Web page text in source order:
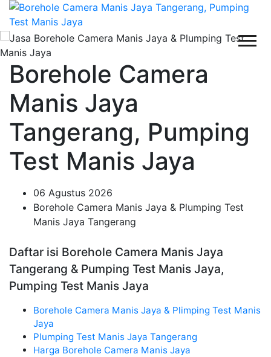
Borehole Camera
Manis Jaya
Tangerang, Pumping
Test Manis Jaya
06 Agustus 2026
Borehole Camera Manis Jaya & Plumping Test
Manis Jaya Tangerang
Daftar isi Borehole Camera Manis Jaya
Tangerang & Pumping Test Manis Jaya,
Pumping Test Manis Jaya
Borehole Camera Manis Jaya & Plimping Test Manis
Jaya
Plumping Test Manis Jaya Tangerang
Harga Borehole Camera Manis Jaya